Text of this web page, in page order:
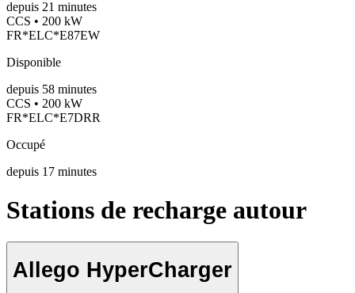
depuis 21 minutes
CCS • 200 kW
FR*ELC*E87EW
Disponible
depuis 58 minutes
CCS • 200 kW
FR*ELC*E7DRR
Occupé
depuis 17 minutes
Stations de recharge autour
Allego HyperCharger